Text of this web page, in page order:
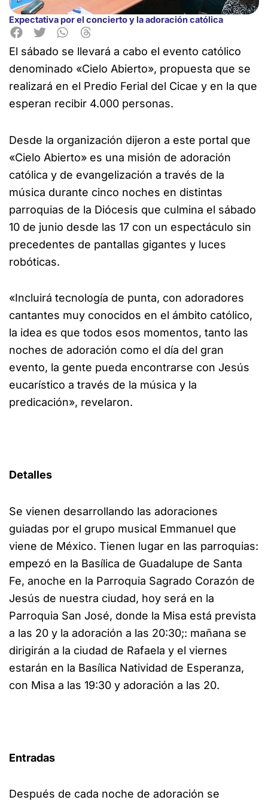
Expectativa por el concierto y la adoración católica
El sábado se llevará a cabo el evento católico
denominado «Cielo Abierto», propuesta que se
realizará en el Predio Ferial del Cicae y en la que
esperan recibir 4.000 personas.
Desde la organización dijeron a este portal que
«Cielo Abierto» es una misión de adoración
católica y de evangelización a través de la
música durante cinco noches en distintas
parroquias de la Diócesis que culmina el sábado
10 de junio desde las 17 con un espectáculo sin
precedentes de pantallas gigantes y luces
robóticas.
«Incluirá tecnología de punta, con adoradores
cantantes muy conocidos en el ámbito católico,
la idea es que todos esos momentos, tanto las
noches de adoración como el día del gran
evento, la gente pueda encontrarse con Jesús
eucarístico a través de la música y la
predicación», revelaron.
Detalles
Se vienen desarrollando las adoraciones
guiadas por el grupo musical Emmanuel que
viene de México. Tienen lugar en las parroquias:
empezó en la Basílica de Guadalupe de Santa
Fe, anoche en la Parroquia Sagrado Corazón de
Jesús de nuestra ciudad, hoy será en la
Parroquia San José, donde la Misa está prevista
a las 20 y la adoración a las 20:30;: mañana se
dirigirán a la ciudad de Rafaela y el viernes
estarán en la Basílica Natividad de Esperanza,
con Misa a las 19:30 y adoración a las 20.
Entradas
Después de cada noche de adoración se